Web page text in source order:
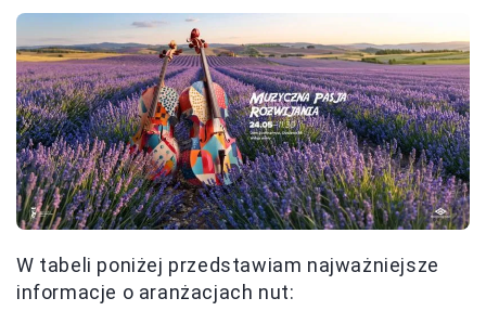
W tabeli poniżej przedstawiam najważniejsze
informacje o aranżacjach nut: